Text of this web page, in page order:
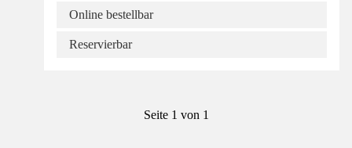
Online bestellbar
Reservierbar
Seite 1 von 1